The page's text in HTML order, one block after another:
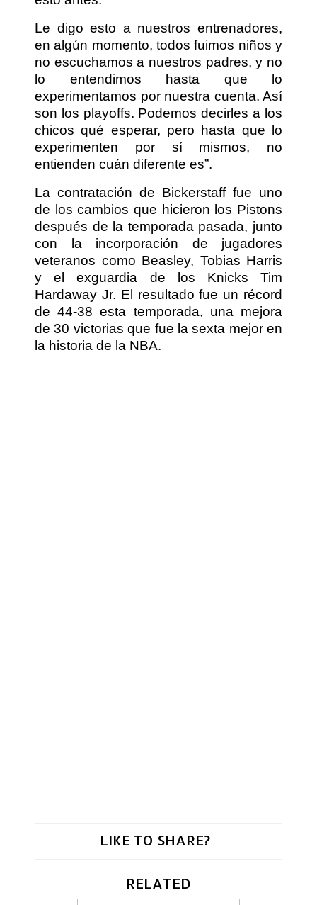
Le digo esto a nuestros entrenadores,
en algún momento, todos fuimos niños y
no escuchamos a nuestros padres, y no
lo entendimos hasta que lo
experimentamos por nuestra cuenta. Así
son los playoffs. Podemos decirles a los
chicos qué esperar, pero hasta que lo
experimenten por sí mismos, no
entienden cuán diferente es”.
La contratación de Bickerstaff fue uno
de los cambios que hicieron los Pistons
después de la temporada pasada, junto
con la incorporación de jugadores
veteranos como Beasley, Tobias Harris
y el exguardia de los Knicks Tim
Hardaway Jr. El resultado fue un récord
de 44-38 esta temporada, una mejora
de 30 victorias que fue la sexta mejor en
la historia de la NBA.
LIKE TO SHARE?
RELATED